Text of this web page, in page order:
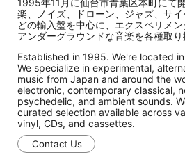
楽、ノイズ、ドローン、ジャズ、サ
どの輸入盤を中心に、エクスペリメン
アンダーグラウンドな音楽を各種取り
Established in 1995. We're located
We specialize in experimental,
music from Japan and around the
electronic, contemporary classical,
psychedelic, and ambient sounds.
curated selection available across
vinyl, CDs, and cassettes.
Contact Us